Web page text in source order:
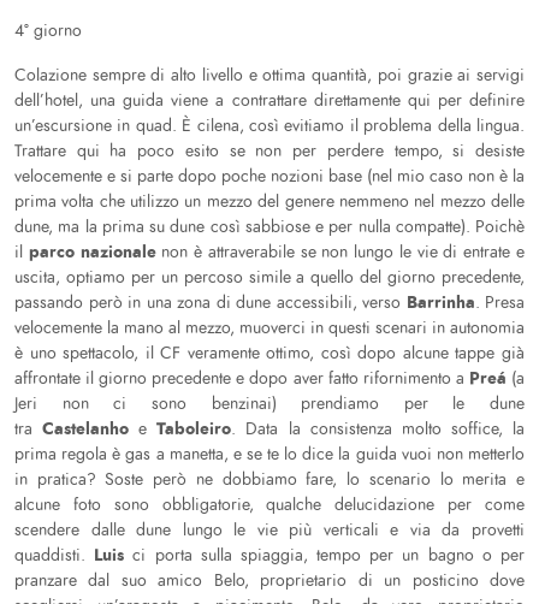
4° giorno
Colazione sempre di alto livello e ottima quantità, poi grazie ai servigi
dell’hotel, una guida viene a contrattare direttamente qui per definire
un’escursione in quad. È cilena, così evitiamo il problema della lingua.
Trattare qui ha poco esito se non per perdere tempo, si desiste
velocemente e si parte dopo poche nozioni base (nel mio caso non è la
prima volta che utilizzo un mezzo del genere nemmeno nel mezzo delle
dune, ma la prima su dune così sabbiose e per nulla compatte). Poichè
il parco nazionalenon è attraverabile se non lungo le vie di entrate e
uscita, optiamo per un percoso simile a quello del giorno precedente,
passando però in una zona di dune accessibili, verso Barrinha. Presa
velocemente la mano al mezzo, muoverci in questi scenari in autonomia
è uno spettacolo, il CF veramente ottimo, così dopo alcune tappe già
affrontate il giorno precedente e dopo aver fatto rifornimento a Preá (a
Jeri non ci sono benzinai) prendiamo per le dune
traCastelanhoeTaboleiro. Data la consistenza molto soffice, la
prima regola è gas a manetta, e se te lo dice la guida vuoi non metterlo
in pratica? Soste però ne dobbiamo fare, lo scenario lo merita e
alcune foto sono obbligatorie, qualche delucidazione per come
scendere dalle dune lungo le vie più verticali e via da provetti
quaddisti. Luisci porta sulla spiaggia, tempo per un bagno o per
pranzare dal suo amico Belo, proprietario di un posticino dove